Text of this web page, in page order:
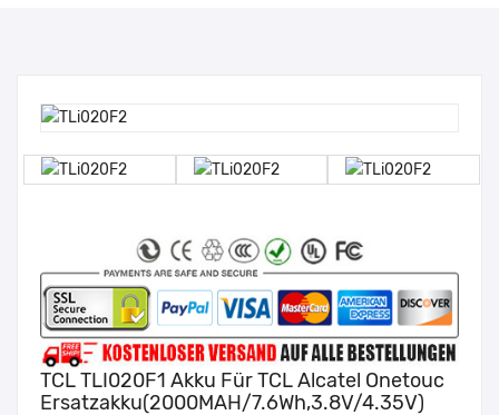
TCL TLI020F1 Akku Für TCL Alcatel Onetouc
Ersatzakku(2000MAH/7.6Wh,3.8V/4.35V)